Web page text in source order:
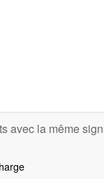
avec la même